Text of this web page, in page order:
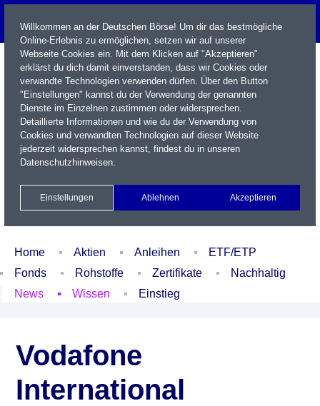
Name / WKN / ISIN / Kürzel
Xetra Realtime
Watchlist Portfolio Login
Home Aktien Anleihen
ETF/ETP
Fonds
Rohstoffe Zertifikate
Nachhaltig
News
Wissen Einstieg
Vodafone
International
Willkommen an der Deutschen Börse! Um dir das bestmögliche
Online-Erlebnis zu ermöglichen, setzen wir auf unserer
Webseite Cookies ein. Mit dem Klicken auf "Akzeptieren"
erklärst du dich damit einverstanden, dass wir Cookies oder
verwandte Technologien verwenden dürfen. Über den Button
"Einstellungen" kannst du der Verwendung der genannten
Dienste im Einzelnen zustimmen oder widersprechen.
Detaillierte Informationen und wie du der Verwendung von
Cookies und verwandten Technologien auf dieser Website
jederzeit widersprechen kannst, findest du in unseren
Datenschutzhinweisen.
Einstellungen Ablehnen Akzeptieren